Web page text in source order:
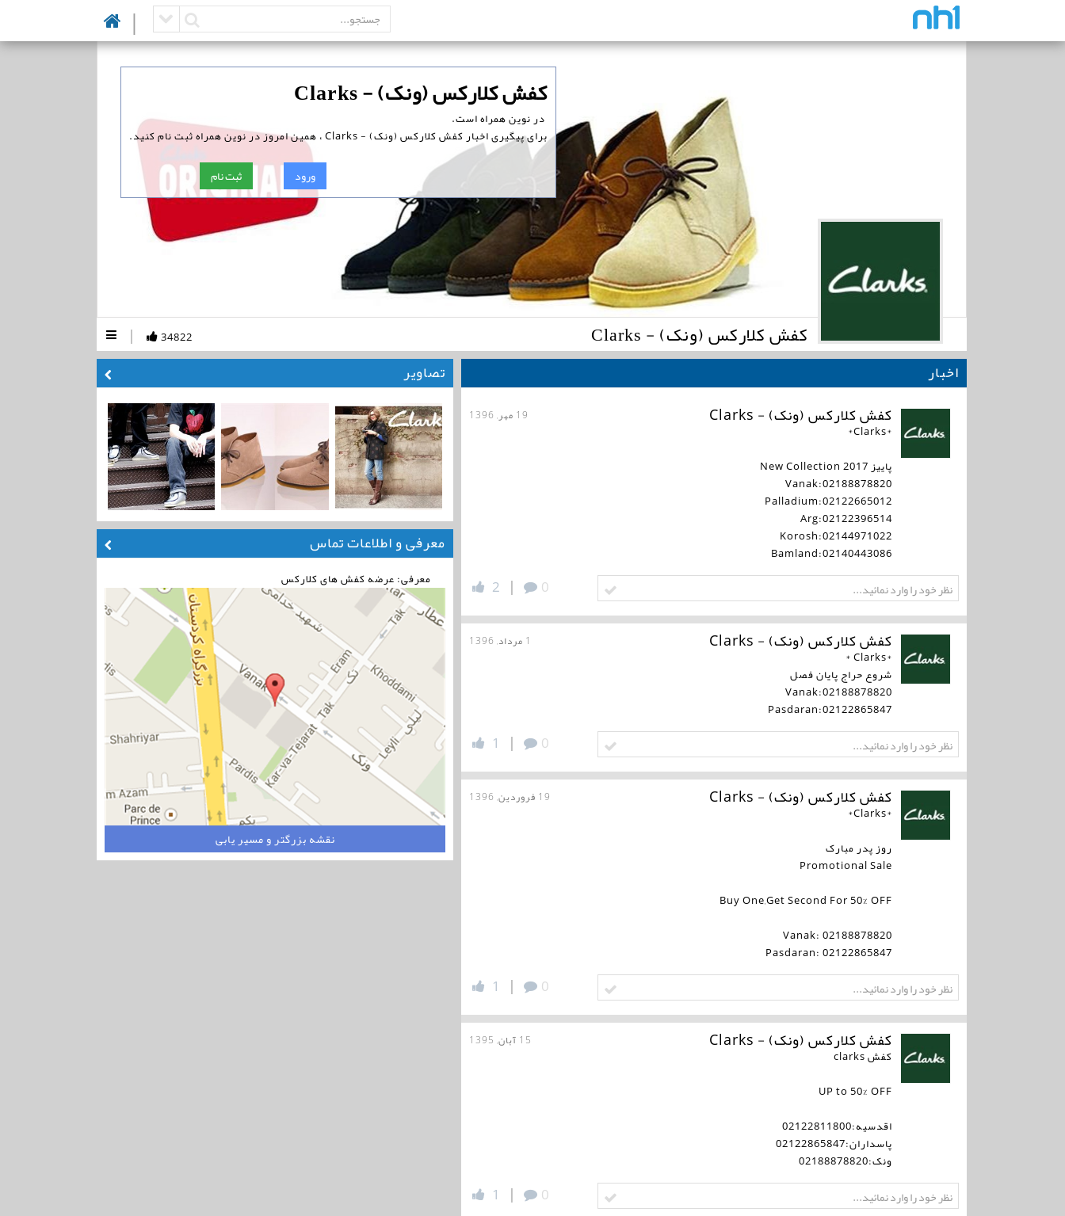
|
‏کفش کلارکس (ونک) - Clarks
‏ در نوین همراه است.
برای پیگیری اخبار کفش کلارکس (ونک) - Clarks ، همین امروز در نوین همراه ثبت نام کنید.
ورود ثبت نام
کفش کلارکس (ونک) - Clarks 34822
|
اخبار
کفش کلارکس (ونک) - Clarks
19 مهر, 1396
*Clarks*
پاییز 2017 New Collection
Vanak:02188878820
Palladium:02122665012
Arg:02122396514
Korosh:02144971022
Bamland:02140443086
0
|
2
کفش کلارکس (ونک) - Clarks 1 مرداد, 1396
*Clarks *
شروع حراج پایان فصل
Vanak:02188878820
Pasdaran:02122865847
0
|
1
کفش کلارکس (ونک) - Clarks 19 فروردین, 1396
*Clarks*
روز پدر مبارک
Promotional Sale
Buy One,Get Second For 50% OFF
Vanak: 02188878820
Pasdaran: 02122865847
0
|
1
کفش کلارکس (ونک) - Clarks 15 آبان, 1395
کفش clarks
UP to 50% OFF
اقدسیه:02122811800
پاسداران:02122865847
ونک:02188878820
0
|
1
تصاویر
معرفی و اطلاعات تماس
معرفی: عرضه کفش های کلارکس
نقشه بزرگتر و مسیر یابی